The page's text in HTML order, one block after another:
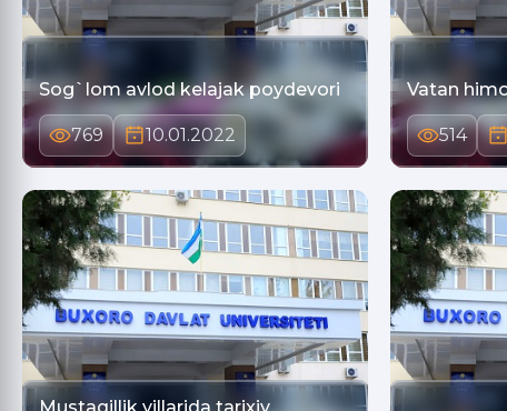
Sog`lom avlod kelajak poydevori
769 10.01.2022
Vatan
514